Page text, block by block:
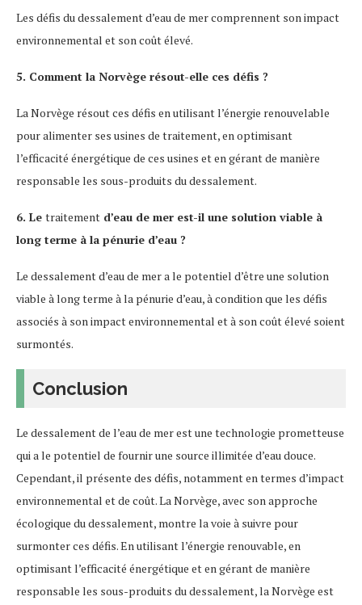
Les défis du dessalement d’eau de mer comprennent son impact
environnemental et son coût élevé.
5. Comment la Norvège résout-elle ces défis ?
La Norvège résout ces défis en utilisant l’énergie renouvelable
pour alimenter ses usines de traitement, en optimisant
l’efficacité énergétique de ces usines et en gérant de manière
responsable les sous-produits du dessalement.
6. Le traitement d’eau de mer est-il une solution viable à
long terme à la pénurie d’eau ?
Le dessalement d’eau de mer a le potentiel d’être une solution
viable à long terme à la pénurie d’eau, à condition que les défis
associés à son impact environnemental et à son coût élevé soient
surmontés.
Conclusion
Le dessalement de l’eau de mer est une technologie prometteuse
qui a le potentiel de fournir une source illimitée d’eau douce.
Cependant, il présente des défis, notamment en termes d’impact
environnemental et de coût. La Norvège, avec son approche
écologique du dessalement, montre la voie à suivre pour
surmonter ces défis. En utilisant l’énergie renouvable, en
optimisant l’efficacité énergétique et en gérant de manière
responsable les sous-produits du dessalement, la Norvège est